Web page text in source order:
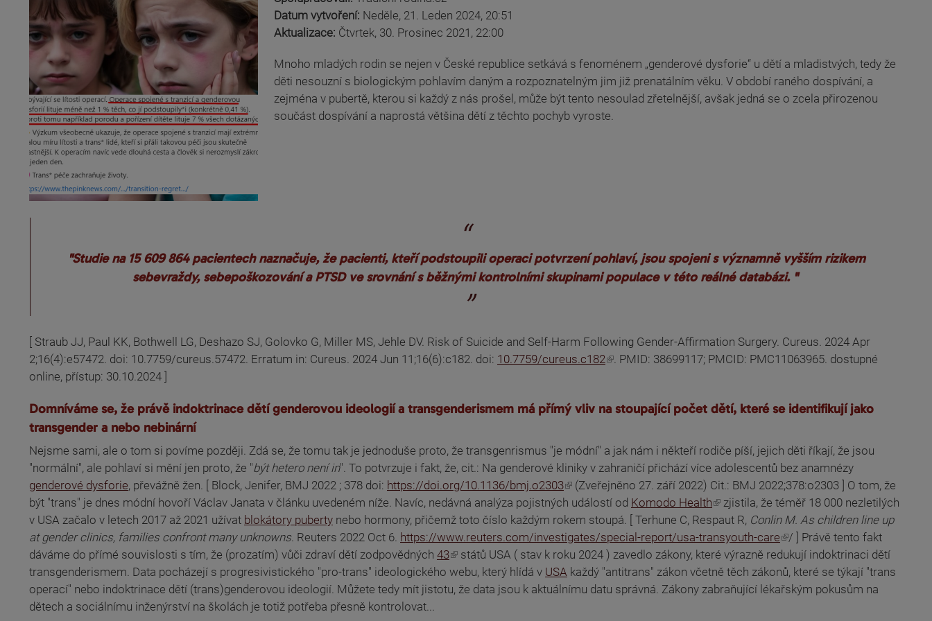
Datum vytvoření: Neděle, 21. Leden 2024, 20:51
Aktualizace: Čtvrtek, 30. Prosinec 2021, 22:00
Mnoho mladých rodin se nejen v České republice setkává s fenoménem „genderové dysforie“ u dětí a mladistvých, tedy že
děti nesouzní s biologickým pohlavím daným a rozpoznatelným jim již prenatálním věku. V období raného dospívání, a
zejména v pubertě, kterou si každý z nás prošel, může být tento nesoulad zřetelnější, avšak jedná se o zcela přirozenou
součást dospívání a naprostá většina dětí z těchto pochyb vyroste.
"Studie na 15 609 864 pacientech naznačuje, že pacienti, kteří podstoupili operaci potvrzení pohlaví, jsou spojeni s významně vyšším rizikem
sebevraždy, sebepoškozování a PTSD ve srovnání s běžnými kontrolními skupinami populace v této reálné databázi. "
[ Straub JJ, Paul KK, Bothwell LG, Deshazo SJ, Golovko G, Miller MS, Jehle DV. Risk of Suicide and Self-Harm Following Gender-Affirmation Surgery. Cureus. 2024 Apr
2;16(4):e57472. doi: 10.7759/cureus.57472. Erratum in: Cureus. 2024 Jun 11;16(6):c182. doi: 10.7759/cureus.c182
(odkaz je externí)
. PMID: 38699117; PMCID: PMC11063965. dostupné
online, přístup: 30.10.2024 ]
Domníváme se, že právě indoktrinace dětí genderovou ideologií a transgenderismem má přímý vliv na stoupající počet dětí, které se identifikují jako
transgender a nebo nebinární
Nejsme sami, ale o tom si povíme později. Zdá se, že tomu tak je jednoduše proto, že transgenrismus "je módní" a jak nám i někteří rodiče píší, jejich děti říkají, že jsou
"normální", ale pohlaví si mění jen proto, že "být hetero není in". To potvrzuje i fakt, že, cit.: Na genderové kliniky v zahraničí přichází více adolescentů bez anamnézy
genderové dysforie, převážně žen. [ Block, Jenifer, BMJ 2022 ; 378 doi: https://doi.org/10.1136/bmj.o2303
(odkaz je externí)
(Zveřejněno 27. září 2022) Cit.: BMJ 2022;378:o2303 ] O tom, že
být "trans" je dnes módní hovoří Václav Janata v článku uvedeném níže. Navíc, nedávná analýza pojistných událostí od Komodo Health
(odkaz je externí)
zjistila, že téměř 18 000 nezletilých
v USA začalo v letech 2017 až 2021 užívat blokátory puberty nebo hormony, přičemž toto číslo každým rokem stoupá. [ Terhune C, Respaut R, Conlin M. As children line up
at gender clinics, families confront many unknowns. Reuters 2022 Oct 6. https://www.reuters.com/investigates/special-report/usa-transyouth-care
(odkaz je externí)
/ ] Právě tento fakt
dáváme do přímé souvislosti s tím, že (prozatím) vůči zdraví dětí zodpovědných 43
(odkaz je externí)
států USA ( stav k roku 2024 ) zavedlo zákony, které výrazně redukují indoktrinaci dětí
transgenderismem. Data pocházejí s progresivistického "pro-trans" ideologického webu, který hlídá v USA každý "antitrans" zákon včetně těch zákonů, které se týkají "trans
operací" nebo indoktrinace dětí (trans)genderovou ideologií. Můžete tedy mít jistotu, že data jsou k aktuálnímu datu správná. Zákony zabraňující lékařským pokusům na
dětech a sociálnímu inženýrství na školách je totiž potřeba přesně kontrolovat...